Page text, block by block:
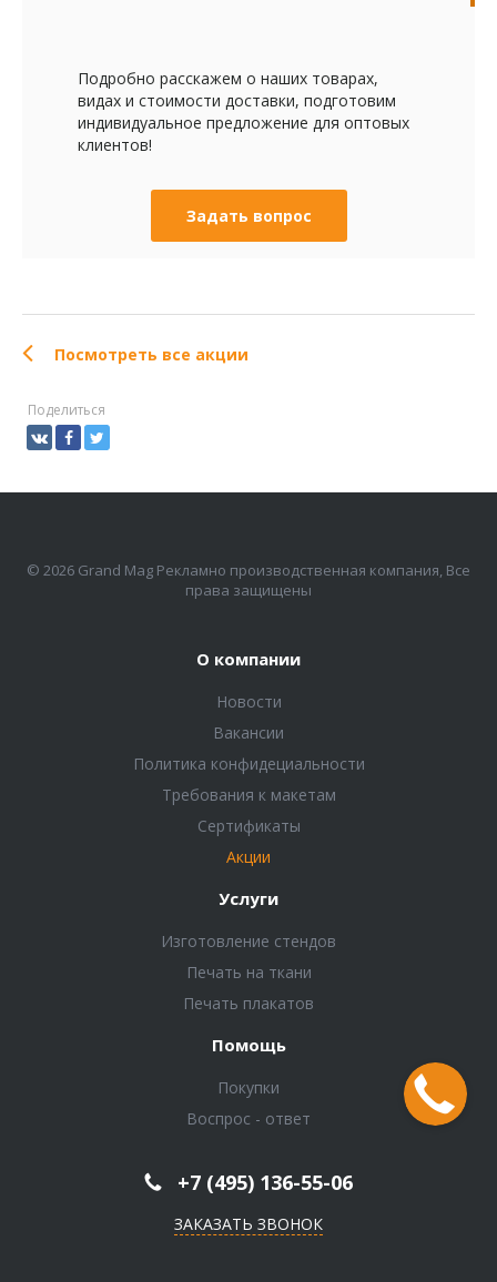
Подробно расскажем о наших товарах,
видах и стоимости доставки, подготовим
индивидуальное предложение для оптовых
клиентов!
Задать вопрос
Посмотреть все акции
Поделиться
© 2026 Grand Mag Рекламно производственная компания, Все
права защищены
О компании
Новости
Вакансии
Политика конфидециальности
Требования к макетам
Сертификаты
Акции
Услуги
Изготовление стендов
Печать на ткани
Печать плакатов
Помощь
Покупки
Воспрос - ответ
+7 (495) 136-55-06
ЗАКАЗАТЬ ЗВОНОК